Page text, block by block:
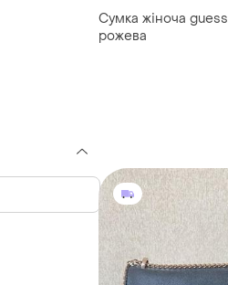
Сумка жіноча guess
рожева